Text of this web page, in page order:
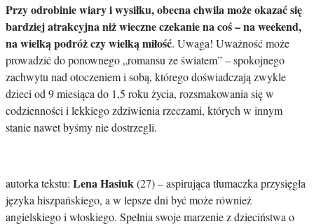
Przy odrobinie wiary i wysiłku, obecna chwila może okazać się
bardziej atrakcyjna niż wieczne czekanie na coś – na weekend,
na wielką podróż czy wielką miłość. Uwaga! Uważność może
prowadzić do ponownego „romansu ze światem” – spokojnego
zachwytu nad otoczeniem i sobą, którego doświadczają zwykle
dzieci od 9 miesiąca do 1,5 roku życia, rozsmakowania się w
codzienności i lekkiego zdziwienia rzeczami, których w innym
stanie nawet byśmy nie dostrzegli.
autorka tekstu: Lena Hasiuk(27) – aspirująca tłumaczka przysięgła
języka hiszpańskiego, a w lepsze dni być może również
angielskiego i włoskiego. Spełnia swoje marzenie z dzieciństwa o